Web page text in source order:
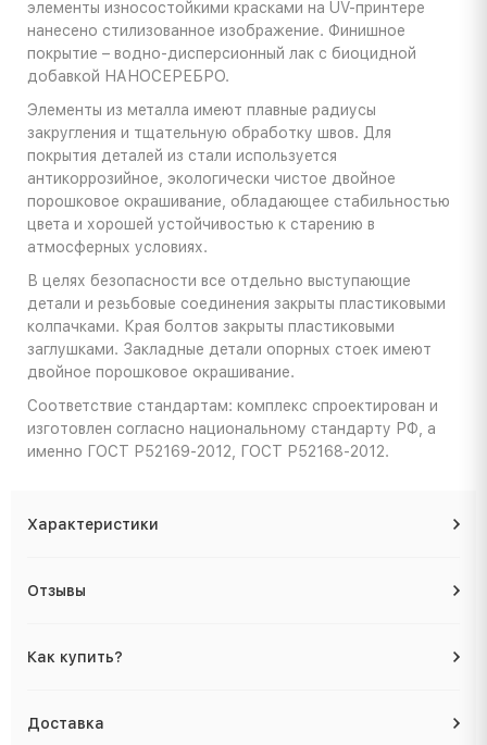
элементы износостойкими красками на UV-принтере
нанесено стилизованное изображение. Финишное
покрытие – водно-дисперсионный лак с биоцидной
добавкой НАНОСЕРЕБРО.
Элементы из металла имеют плавные радиусы
закругления и тщательную обработку швов. Для
покрытия деталей из стали используется
антикоррозийное, экологически чистое двойное
порошковое окрашивание, обладающее стабильностью
цвета и хорошей устойчивостью к старению в
атмосферных условиях.
В целях безопасности все отдельно выступающие
детали и резьбовые соединения закрыты пластиковыми
колпачками. Края болтов закрыты пластиковыми
заглушками. Закладные детали опорных стоек имеют
двойное порошковое окрашивание.
Соответствие стандартам: комплекс спроектирован и
изготовлен согласно национальному стандарту РФ, а
именно ГОСТ Р52169-2012, ГОСТ Р52168-2012.
Характеристики
Отзывы
Как купить?
Доставка